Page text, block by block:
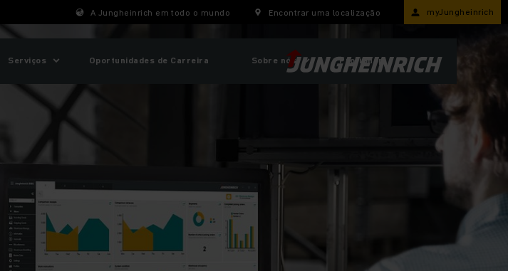
A Jungheinrich em todo o mundo Encontrar uma localização myJungheinrich
Serviços Oportunidades de Carreira Sobre nós ProfiShop